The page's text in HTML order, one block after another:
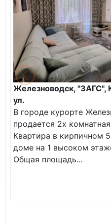
Железноводск, "ЗАГС",
ул.
В городе курорте
продается 2х
Квартира в кирпичном
доме на 1 высоком
Общая площадь...